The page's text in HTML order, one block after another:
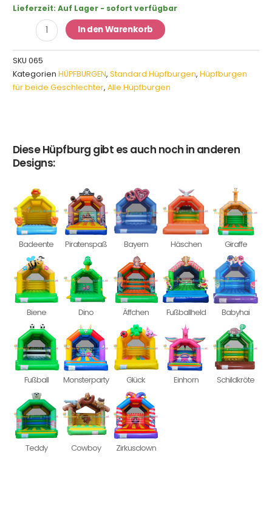
Lieferzeit: Auf Lager - sofort verfügbar
Menge
In den Warenkorb
SKU 065
Kategorien HÜPFBURGEN, Standard Hüpfburgen, Hüpfburgen
für beide Geschlechter, Alle Hüpfburgen
Diese Hüpfburg gibt es auch noch in anderen
Designs:
Badeente Piratenspaß Bayern Häschen Giraffe
Biene Dino Äffchen Fußballheld Babyhai
Fußball Monsterparty Glück Einhorn Schildkröte
Teddy Cowboy Zirkusclown